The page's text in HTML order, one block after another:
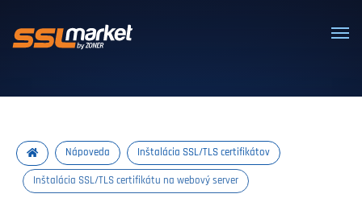
Dôveryhodné SSL/TLS certifikáty
Nápoveda Inštalácia SSL/TLS certifikátov
Inštalácia SSL/TLS certifikátu na webový server